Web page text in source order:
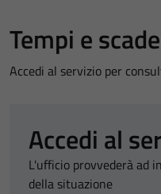
Tempi e
Accedi al servizio per
Accedi al
L'ufficio provvederà ad
della situazione